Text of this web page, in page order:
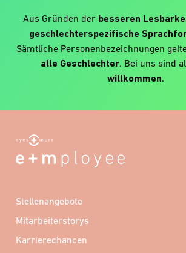
Aus Gründen der besseren
geschlechterspezifische
Sämtliche Personenbezeichnungen
alle Geschlechter. Bei uns sind
willkommen.
Stellenangebote
Mitarbeiterstorys
Karrierechancen